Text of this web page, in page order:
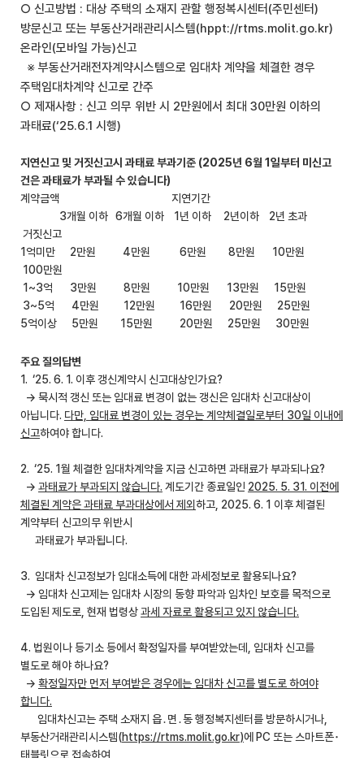
○ 신고방법 : 대상 주택의 소재지 관할 행정복시센터(주민센터)
방문신고 또는 부동산거래관리시스템(hppt://rtms.molit.go.kr)
온라인(모바일 가능)신고
※ 부동산거래전자계약시스템으로 임대차 계약을 체결한 경우
주택임대차계약 신고로 간주
○ 제재사항 : 신고 의무 위반 시 2만원에서 최대 30만원 이하의
과태료(‘25.6.1 시행)
지연신고 및 거짓신고시 과태료 부과기준 (2025년 6월 1일부터 미신고
건은 과태료가 부과될 수 있습니다)
계약금액 지연기간
3개월 이하 6개월 이하 1년 이하 2년이하 2년 초과
거짓신고
1억미만 2만원 4만원 6만원 8만원 10만원
100만원
1~3억 3만원 8만원 10만원 13만원 15만원
3~5억 4만원 12만원 16만원 20만원 25만원
5억이상 5만원 15만원 20만원 25만원 30만원
주요 질의답변
1. ‘25. 6. 1. 이후 갱신계약시 신고대상인가요?
→ 묵시적 갱신 또는 임대료 변경이 없는 갱신은 임대차 신고대상이
아닙니다. 다만, 임대료 변경이 있는 경우는 계약체결일로부터 30일 이내에
신고하여야 합니다.
2. ‘25. 1월 체결한 임대차계약을 지금 신고하면 과태료가 부과되나요?
→ 과태료가 부과되지 않습니다. 계도기간 종료일인 2025. 5. 31. 이전에
체결된 계약은 과태료 부과대상에서 제외 하고, 2025. 6. 1 이후 체결된
계약부터 신고의무 위반시
과태료가 부과됩니다.
3. 임대차 신고정보가 임대소득에 대한 과세정보로 활용되나요?
→ 임대차 신고제는 임대차 시장의 동향 파악과 임차인 보호를 목적으로
도입된 제도로, 현재 법령상과세 자료로 활용되고 있지 않습니다.
4. 법원이나 등기소 등에서 확정일자를 부여받았는데, 임대차 신고를
별도로 해야 하나요?
→ 확정일자만 먼저 부여받은 경우에는 임대차 신고를 별도로 하여야
합니다.
임대차신고는 주택 소재지 읍․면․동 행정복지센터를 방문하시거나,
부동산거래관리시스템(https://rtms.molit.go.kr)에 PC 또는 스마트폰･
태블릿으로 접속하여